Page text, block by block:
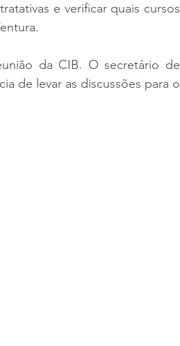
e verificar quais cursos
da CIB. O secretário de
de levar as discussões para o